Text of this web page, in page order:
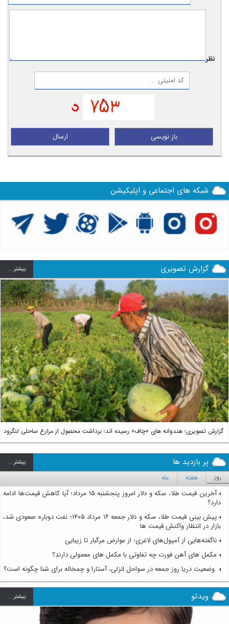
نظر:
ارسال باز نویسی
شبکه های اجتماعی و اپلیکیشن
گزارش تصویری بيشتر ...
گزارش تصویری؛ هندوانه های «چاف» رسیده اند؛ برداشت محصول از مزارع ساحلی لنگرود
Next
پر بازدید ها بيشتر ...
روز هفته ماه
آخرین قیمت طلا، سکه و دلار امروز پنجشنبه ۱۵ مرداد؛ آیا کاهش قیمت‌ها ادامه
دارد؟
پیش بینی قیمت طلا، سکه و دلار جمعه ۱۶ مرداد ۱۴۰۵؛ نفت دوباره صعودی شد،
بازار در انتظار واکنش قیمت ها
ناگفته‌هایی از آمپول‌های لاغری؛ از عوارض مرگبار تا زیبایی
مکمل های آهن فورت چه تفاوتی با مکمل های معمولی دارند؟
وضعیت دریا روز جمعه در سواحل انزلی، آستارا و چمخاله برای شنا چگونه است؟
ویدئو بيشتر ...